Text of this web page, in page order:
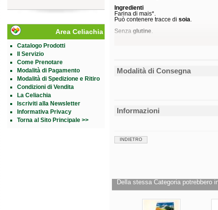
Area Celiachia
Catalogo Prodotti
Il Servizio
Come Prenotare
Modalità di Pagamento
Modalità di Spedizione e Ritiro
Condizioni di Vendita
La Celiachia
Iscriviti alla Newsletter
Informativa Privacy
Torna al Sito Principale >>
Ingredienti
Farina di mais*.
Può contenere tracce disoia.
Senzaglutine.
Proteine
Conservazione
Conservare in luogo fresco e asciutto.
Modalità di Consegna
Informazioni
INDIETRO
Della stessa Categoria potrebbero